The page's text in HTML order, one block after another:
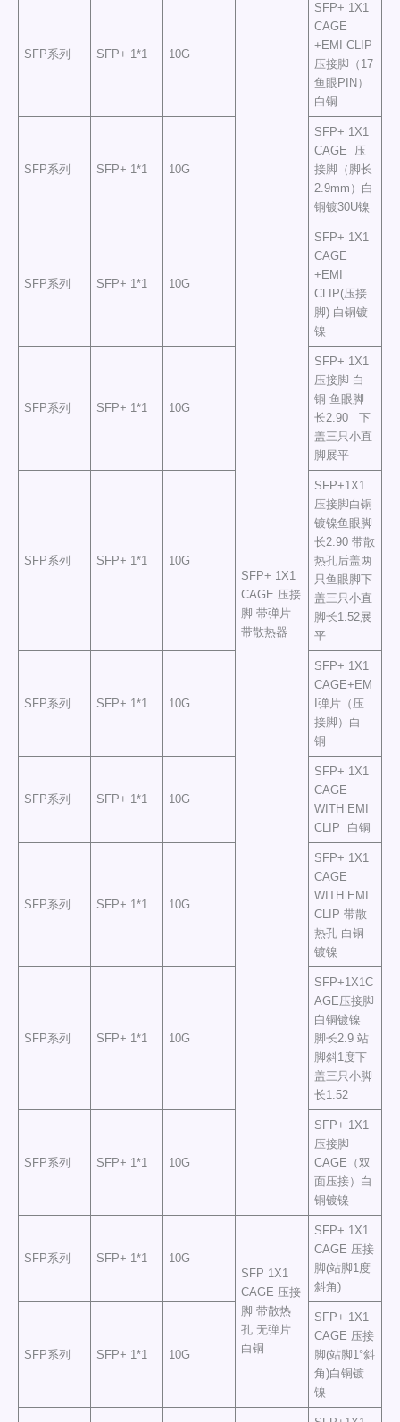
SFP系列 SFP+ 1*1 10G
SFP+ 1X1
CAGE 压接
脚 带弹片
带散热器
SFP+ 1X1
CAGE
+EMI CLIP
压接脚（17
鱼眼PIN）
白铜
SFP系列 SFP+ 1*1 10G
SFP+ 1X1
CAGE 压
接脚（脚长
2.9mm）白
铜镀30U镍
SFP系列 SFP+ 1*1 10G
SFP+ 1X1
CAGE
+EMI
CLIP(压接
脚) 白铜镀
镍
SFP系列 SFP+ 1*1 10G
SFP+ 1X1
压接脚 白
铜 鱼眼脚
长2.90 下
盖三只小直
脚展平
SFP系列 SFP+ 1*1 10G
SFP+1X1
压接脚白铜
镀镍鱼眼脚
长2.90 带散
热孔后盖两
只鱼眼脚下
盖三只小直
脚长1.52展
平
SFP系列 SFP+ 1*1 10G
SFP+ 1X1
CAGE+EM
I弹片（压
接脚）白
铜
SFP系列 SFP+ 1*1 10G
SFP+ 1X1
CAGE
WITH EMI
CLIP 白铜
SFP系列 SFP+ 1*1 10G
SFP+ 1X1
CAGE
WITH EMI
CLIP 带散
热孔 白铜
镀镍
SFP系列 SFP+ 1*1 10G
SFP+1X1C
AGE压接脚
白铜镀镍
脚长2.9 站
脚斜1度下
盖三只小脚
长1.52
SFP系列 SFP+ 1*1 10G
SFP+ 1X1
压接脚
CAGE（双
面压接）白
铜镀镍
SFP系列 SFP+ 1*1
10G
SFP 1X1
CAGE 压接
脚 带散热
孔 无弹片
白铜
SFP+ 1X1
CAGE 压接
脚(站脚1度
斜角)
SFP系列 SFP+ 1*1 10G
SFP+ 1X1
CAGE 压接
脚(站脚1°斜
角)白铜镀
镍